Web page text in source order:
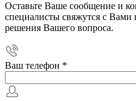
Оставьте Ваше сообщение и
специалисты свяжутся с Вами
решения Вашего вопроса.
Ваш телефон *